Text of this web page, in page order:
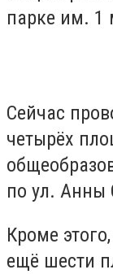
парке им. 1
Сейчас
четырёх
по ул. Анны
Кроме
ещё шести